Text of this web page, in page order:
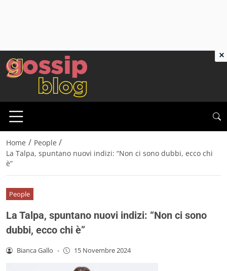
Home / People /
La Talpa, spuntano nuovi indizi: “Non ci sono dubbi, ecco chi
è”
People
La Talpa, spuntano nuovi indizi: “Non ci sono
dubbi, ecco chi è”
Bianca Gallo - 15 Novembre 2024
×